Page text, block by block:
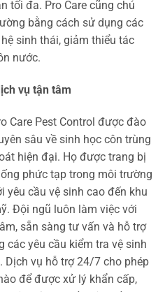
tối đa. Pro Care cũng chú
bằng cách sử dụng các
sinh thái, giảm thiểu tác
nước.
vụ tận tâm
Care Pest Control được đào
sâu về sinh học côn trùng
hiện đại. Họ được trang bị
phức tạp trong môi trường
yêu cầu vệ sinh cao đến khu
Đội ngũ luôn làm việc với
sẵn sàng tư vấn và hỗ trợ
các yêu cầu kiểm tra vệ sinh
Dịch vụ hỗ trợ 24/7 cho phép
để được xử lý khẩn cấp,